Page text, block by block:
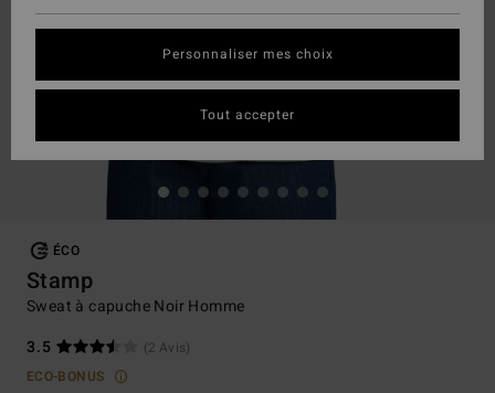
ÉCO
Stamp
Sweat à capuche Noir Homme
3.5
(2 Avis)
ECO-BONUS
Personnaliser mes choix
Tout accepter